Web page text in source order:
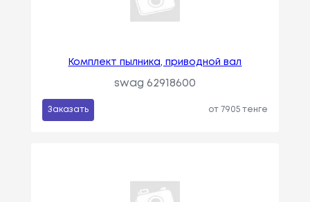
Комплект пылника, приводной вал
swag 62918600
Заказать от 7905 тенге